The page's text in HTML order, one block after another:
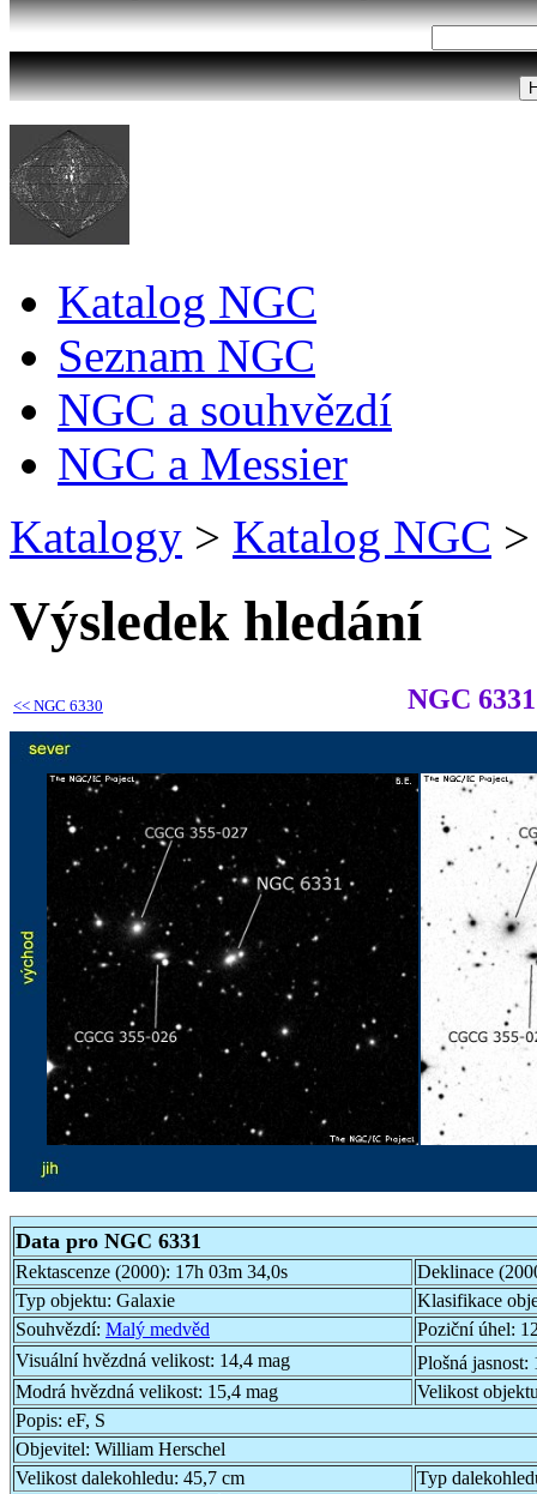
Katalog NGC
Seznam NGC
NGC a souhvězdí
NGC a Messier
Katalogy > Katalog NGC >
Výsledek hledání
<< NGC 6330 NGC 6331
Data pro NGC 6331
Rektascenze (2000): 17h 03m 34,0s
Deklinace
Typ objektu: Galaxie
Klasifikace
Souhvězdí: Malý medvěd Poziční úhel:
Visuální hvězdná velikost: 14,4 mag Plošná jasnost:
Modrá hvězdná velikost: 15,4 mag
Velikost
Popis: eF, S
Objevitel: William Herschel
Velikost dalekohledu: 45,7 cm
Typ